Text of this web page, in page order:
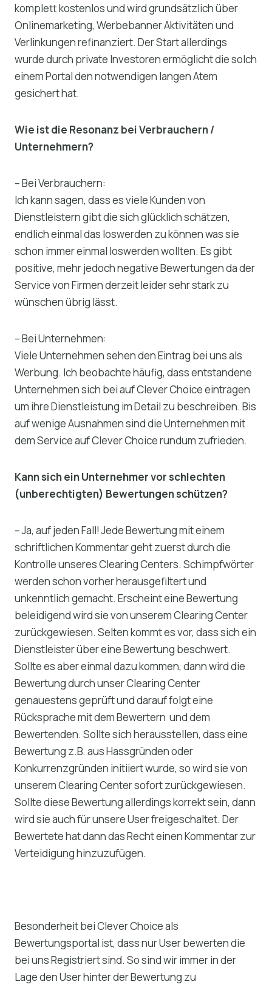
komplett kostenlos und wird grundsätzlich über
Onlinemarketing, Werbebanner Aktivitäten und
Verlinkungen refinanziert. Der Start allerdings
wurde durch private Investoren ermöglicht die solch
einem Portal den notwendigen langen Atem
gesichert hat.
Wie ist die Resonanz bei Verbrauchern /
Unternehmern?
– Bei Verbrauchern:
Ich kann sagen, dass es viele Kunden von
Dienstleistern gibt die sich glücklich schätzen,
endlich einmal das loswerden zu können was sie
schon immer einmal loswerden wollten. Es gibt
positive, mehr jedoch negative Bewertungen da der
Service von Firmen derzeit leider sehr stark zu
wünschen übrig lässt.
– Bei Unternehmen:
Viele Unternehmen sehen den Eintrag bei uns als
Werbung. Ich beobachte häufig, dass entstandene
Unternehmen sich bei auf Clever Choice eintragen
um ihre Dienstleistung im Detail zu beschreiben. Bis
auf wenige Ausnahmen sind die Unternehmen mit
dem Service auf Clever Choice rundum zufrieden.
Kann sich ein Unternehmer vor schlechten
(unberechtigten) Bewertungen schützen?
– Ja, auf jeden Fall! Jede Bewertung mit einem
schriftlichen Kommentar geht zuerst durch die
Kontrolle unseres Clearing Centers. Schimpfwörter
werden schon vorher herausgefiltert und
unkenntlich gemacht. Erscheint eine Bewertung
beleidigend wird sie von unserem Clearing Center
zurückgewiesen. Selten kommt es vor, dass sich ein
Dienstleister über eine Bewertung beschwert.
Sollte es aber einmal dazu kommen, dann wird die
Bewertung durch unser Clearing Center
genauestens geprüft und darauf folgt eine
Rücksprache mit dem Bewertern und dem
Bewertenden. Sollte sich herausstellen, dass eine
Bewertung z.B. aus Hassgründen oder
Konkurrenzgründen initiiert wurde, so wird sie von
unserem Clearing Center sofort zurückgewiesen.
Sollte diese Bewertung allerdings korrekt sein, dann
wird sie auch für unsere User freigeschaltet. Der
Bewertete hat dann das Recht einen Kommentar zur
Verteidigung hinzuzufügen.
Besonderheit bei Clever Choice als
Bewertungsportal ist, dass nur User bewerten die
bei uns Registriert sind. So sind wir immer in der
Lage den User hinter der Bewertung zu